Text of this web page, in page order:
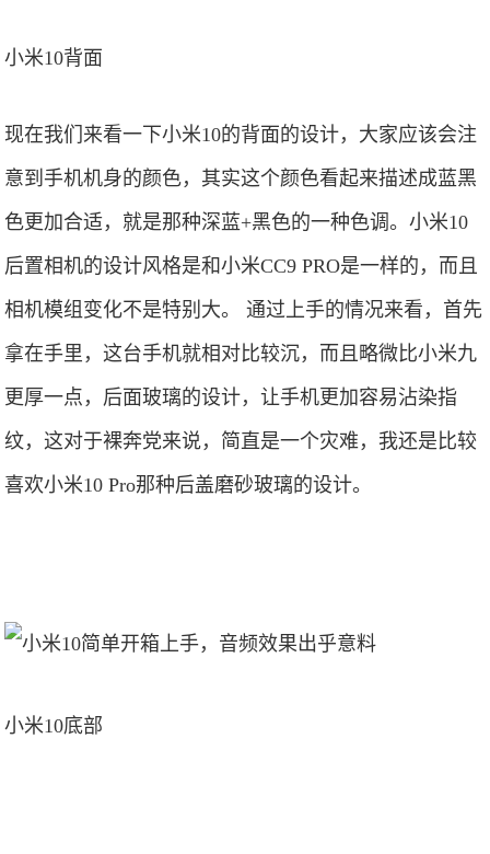
小米10背面
现在我们来看一下小米10的背面的设计，大家应该会注
意到手机机身的颜色，其实这个颜色看起来描述成蓝黑
色更加合适，就是那种深蓝+黑色的一种色调。小米10
后置相机的设计风格是和小米CC9 PRO是一样的，而且
相机模组变化不是特别大。 通过上手的情况来看，首先
拿在手里，这台手机就相对比较沉，而且略微比小米九
更厚一点，后面玻璃的设计，让手机更加容易沾染指
纹，这对于裸奔党来说，简直是一个灾难，我还是比较
喜欢小米10 Pro那种后盖磨砂玻璃的设计。
小米10底部